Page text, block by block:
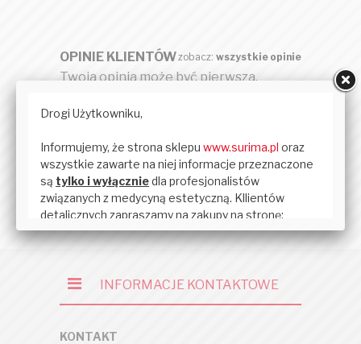
OPINIE KLIENTÓWzobacz: wszystkie opinie
Twoja opinia może być pierwsza.
Pokazuje 0-0 z 0 opinii
DODAJ OPINIĘ
INFORMACJE KONTAKTOWE
KONTAKT